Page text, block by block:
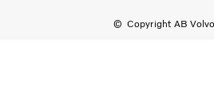
Copyright AB